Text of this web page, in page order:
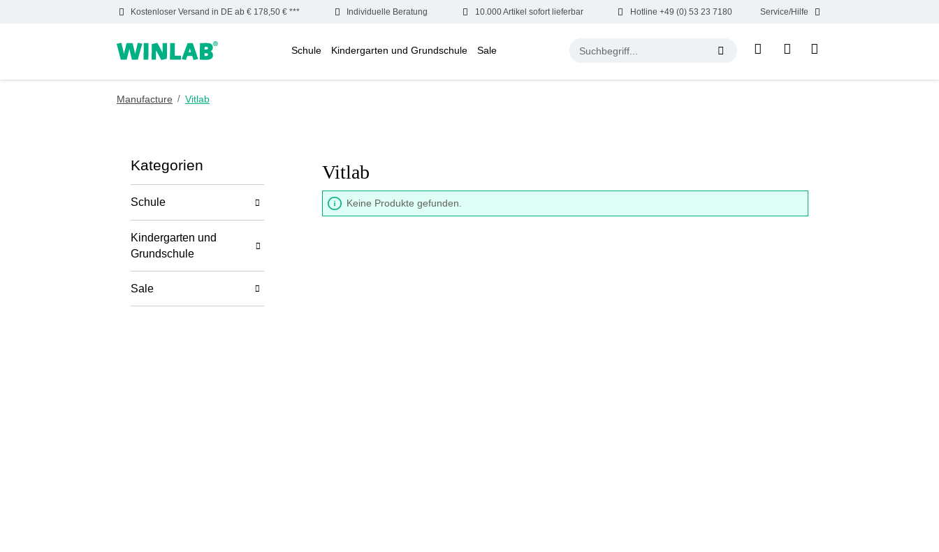
Zur Hauptnavigation springen
Kostenloser Versand in DE ab € 178,50 € *** Individuelle Beratung 10.000 Artikel sofort lieferbar Hotline +49 (0) 53 23 7180 Service/Hilfe
Schule Kindergarten und Grundschule Sale
Manufacture / Vitlab
Kategorien
Schule
Kindergarten und
Grundschule
Sale
Vitlab
Keine Produkte gefunden.